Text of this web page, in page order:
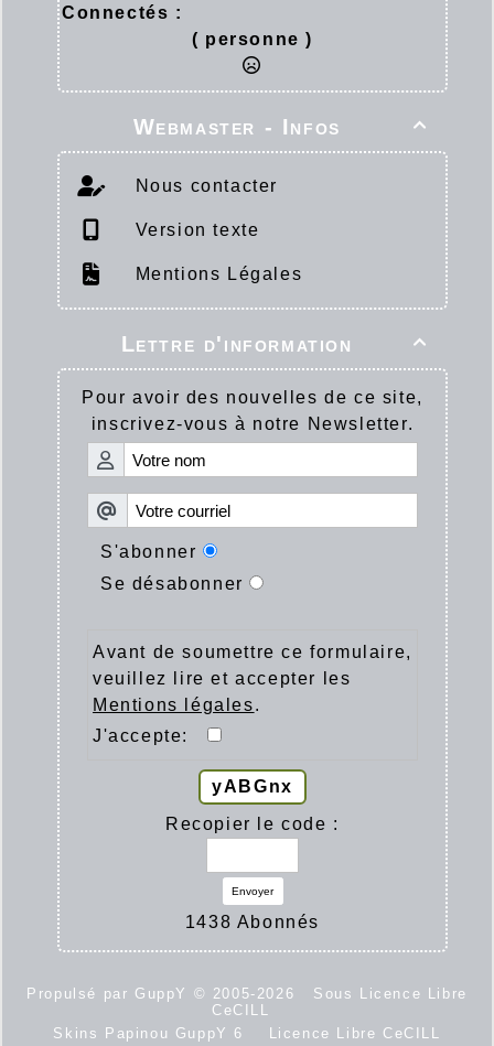
Connectés :
( personne )

Webmaster - Infos
Nous contacter
Version texte
Mentions Légales

Lettre d'information
Pour avoir des nouvelles de ce site,
inscrivez-vous à notre Newsletter.
S'abonner
Se désabonner
Avant de soumettre ce formulaire,
veuillez lire et accepter les
Mentions légales.
J'accepte:
yABGnx
Recopier le code :
Envoyer
1438 Abonnés
Propulsé par GuppY © 2005-2026
Sous Licence Libre
CeCILL
Skins Papinou GuppY 6
Licence Libre CeCILL